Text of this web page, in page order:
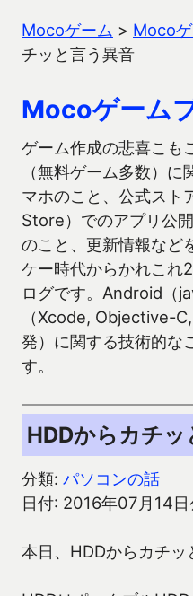
Mocoゲーム > Moco
チッと言う異音
Mocoゲーム
ゲーム作成の悲喜こも
（無料ゲーム多数）
マホのこと、公式ス
Store）でのアプリ公
のこと、更新情報など
ケー時代からかれこれ
ログです。Android（
（Xcode, Objective-
発）に関する技術的な
す。
HDDからカチッ
分類: パソコンの話
日付: 2016年07月14日
本日、HDDからカチッ